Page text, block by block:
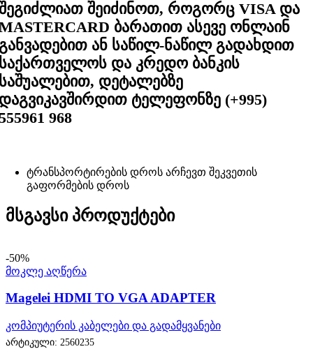
შეიძინოთ, როგორც VISA და
ბარათით ასევე ონლაინ
ან საწილ-ნაწილ გადახდით
და კრედო ბანკის
დეტალებზე
ტელეფონზე (+995)
968
ტრანსპორტირების დროს არჩევთ შეკვეთის
გაფორმების დროს
მსგავსი პროდუქტები
-50%
მოკლე აღწერა
Magelei HDMI TO VGA ADAPTER
კომპიუტერის კაბელები და გადამყვანები
არტიკული: 2560235